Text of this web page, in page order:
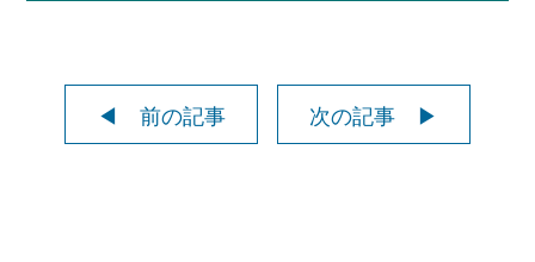
◀ 前の記事 次の記事 ▶